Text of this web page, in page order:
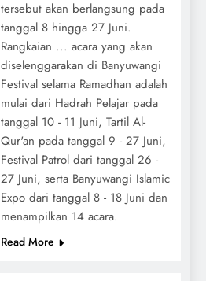
tersebut akan berlangsung pada
tanggal 8 hingga 27 Juni.
Rangkaian ... acara yang akan
diselenggarakan di Banyuwangi
Festival selama Ramadhan adalah
mulai dari Hadrah Pelajar pada
tanggal 10 - 11 Juni, Tartil Al-
Qur'an pada tanggal 9 - 27 Juni,
Festival Patrol dari tanggal 26 -
27 Juni, serta Banyuwangi Islamic
Expo dari tanggal 8 - 18 Juni dan
menampilkan 14 acara.
Read More